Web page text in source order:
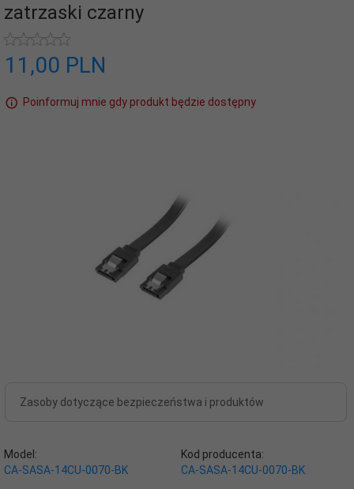
zatrzaski czarny
11,00 PLN
Poinformuj mnie gdy produkt będzie dostępny
Zasoby dotyczące bezpieczeństwa i produktów
Model:
CA-SASA-14CU-0070-BK
Kod producenta:
CA-SASA-14CU-0070-BK